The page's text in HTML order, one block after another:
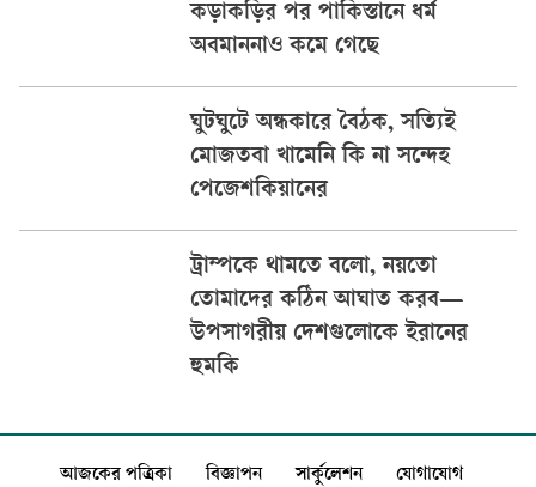
কড়াকড়ির পর পাকিস্তানে ধর্ম
অবমাননাও কমে গেছে
ঘুটঘুটে অন্ধকারে বৈঠক, সত্যিই
মোজতবা খামেনি কি না সন্দেহ
পেজেশকিয়ানের
ট্রাম্পকে থামতে বলো, নয়তো
তোমাদের কঠিন আঘাত করব—
উপসাগরীয় দেশগুলোকে ইরানের
হুমকি
আজকের পত্রিকা বিজ্ঞাপন সার্কুলেশন যোগাযোগ